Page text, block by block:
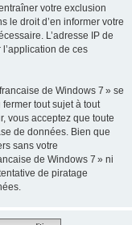
votre exclusion
le droit d’en informer votre
L’adresse IP de
de ces
de Windows 7 » se
tout sujet à tout
vous acceptez que toute
de données. Bien que
sans votre
de Windows 7 » ni
de piratage